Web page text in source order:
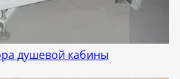
душевой кабины